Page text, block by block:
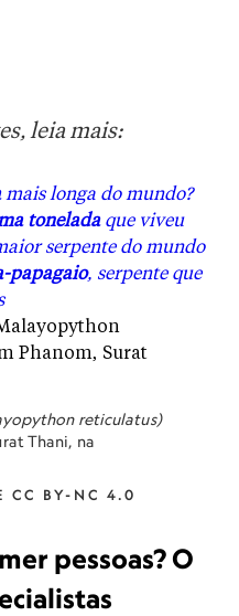
leia mais:
mais longa do mundo?
toneladaque viveu
serpente do mundo
papagaio, serpente que
reticulatus)
Thani, na
CC BY-NC 4.0
pessoas? O